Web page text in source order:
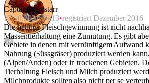
CaptainLonestarr
17.10.2021 06:13 registriert Dezember 2016
Die heutige Fleischgewinnung ist nicht
Massentierhaltung eine Zumutung. Es gibt
Gebiete in denen mit vernünftigem Aufwand
Nahrung (Süssgräser) produziert werden
(Alpen/Anden) oder in trockenen Gebieten.
Tierhaltung Fleisch und Milch produziert
Milchprodukte sollten also nicht per se